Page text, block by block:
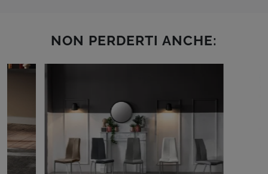
NON PERDERTI ANCHE: